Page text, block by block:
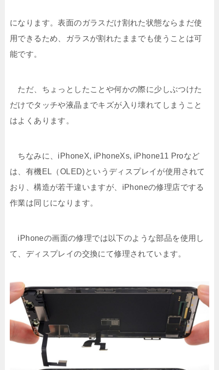
になります。表面のガラスだけ割れた状態ならまだ使
用できるため、ガラスが割れたままでも使うことは可
能です。
ただ、ちょっとしたことや何かの際に少しぶつけた
だけでタッチや液晶までキズが入り壊れてしまうこと
はよくあります。
ちなみに、iPhoneX, iPhoneXs, iPhone11 Proなど
は、有機EL（OLED)というディスプレイが使用されて
おり、構造が若干違いますが、iPhoneの修理店でする
作業は同じになります。
iPhoneの画面の修理では以下のような部品を使用し
て、ディスプレイの交換にて修理されています。